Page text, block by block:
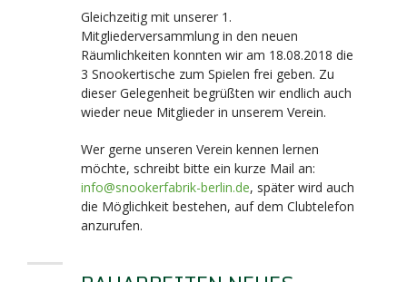
Gleichzeitig mit unserer 1.
Mitgliederversammlung in den neuen
Räumlichkeiten konnten wir am 18.08.2018 die
3 Snookertische zum Spielen frei geben. Zu
dieser Gelegenheit begrüßten wir endlich auch
wieder neue Mitglieder in unserem Verein.
Wer gerne unseren Verein kennen lernen
möchte, schreibt bitte ein kurze Mail an:
info@snookerfabrik-berlin.de, später wird auch
die Möglichkeit bestehen, auf dem Clubtelefon
anzurufen.